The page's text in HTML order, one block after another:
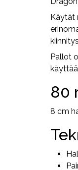
Käytät
Pallot
80
8 cm